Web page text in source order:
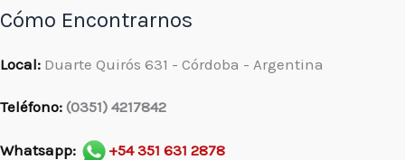
Cómo Encontrarnos
Local: Duarte Quirós 631 - Córdoba - Argentina
Teléfono: (0351) 4217842
Whatsapp: +54 351 631 2878